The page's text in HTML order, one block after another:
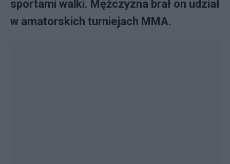
sportami walki. Mężczyzna brał on udział
w amatorskich turniejach MMA.